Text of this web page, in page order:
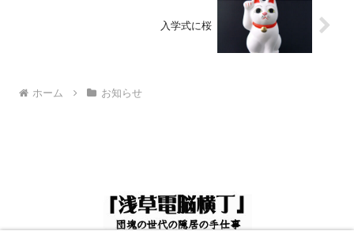
入学式に桜
ホーム お知らせ